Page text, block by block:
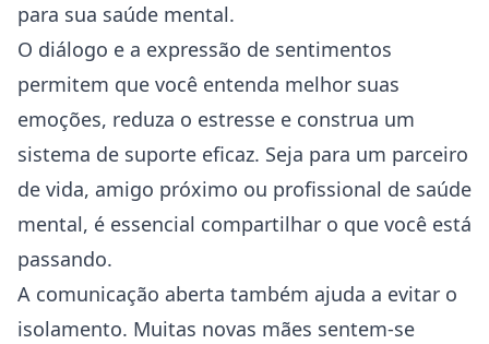
para sua saúde mental.
O diálogo e a expressão de sentimentos
permitem que você entenda melhor suas
emoções, reduza o estresse e construa um
sistema de suporte eficaz. Seja para um parceiro
de vida, amigo próximo ou profissional de saúde
mental, é essencial compartilhar o que você está
passando.
A comunicação aberta também ajuda a evitar o
isolamento. Muitas novas mães sentem-se